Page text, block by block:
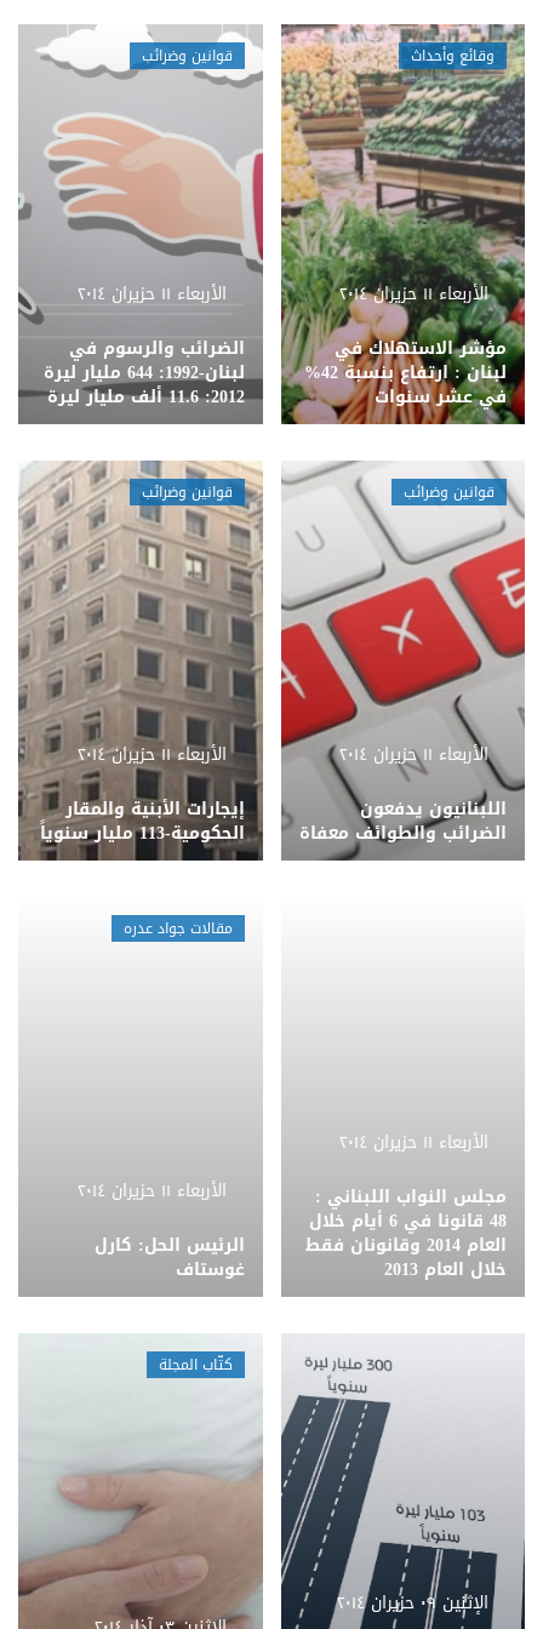
وقائع وأحداث
الأربعاء ١١ حزيران ٢٠١٤
مؤشر الاستهلاك في
لبنان : ارتفاع بنسبة 42%
في عشر سنوات
قوانين وضرائب
الأربعاء ١١ حزيران ٢٠١٤
الضرائب والرسوم في
لبنان-1992: 644 مليار ليرة
2012: 11.6 ألف مليار ليرة
قوانين وضرائب
الأربعاء ١١ حزيران ٢٠١٤
اللبنانيون يدفعون
الضرائب والطوائف معفاة
قوانين وضرائب
الأربعاء ١١ حزيران ٢٠١٤
إيجارات الأبنية والمقار
الحكومية-113 مليار سنوياً
الأربعاء ١١ حزيران ٢٠١٤
مجلس النواب اللبناني :
48 قانونا في 6 أيام خلال
العام 2014 وقانونان فقط
خلال العام 2013
مقالات جواد عدره
الأربعاء ١١ حزيران ٢٠١٤
الرئيس الحل: كارل
غوستاف
الإثنين ٠٩ حزيران ٢٠١٤
كتّاب المجلة